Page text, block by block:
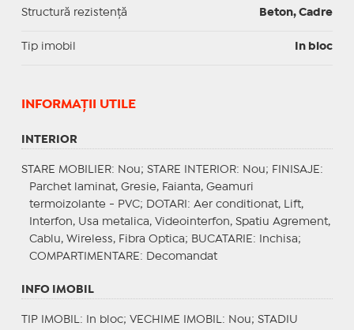
Structură rezistență Beton, Cadre
Tip imobil In bloc
INFORMAŢII UTILE
INTERIOR
STARE MOBILIER: Nou; STARE INTERIOR: Nou; FINISAJE :
Parchet laminat, Gresie, Faianta, Geamuri
termoizolante - PVC;
DOTARI : Aer conditionat, Lift,
Interfon, Usa metalica, Videointerfon, Spatiu Agrement,
Cablu, Wireless, Fibra Optica; BUCATARIE : Inchisa;
COMPARTIMENTARE : Decomandat
INFO IMOBIL
TIP IMOBIL : In bloc; VECHIME IMOBIL : Nou; STADIU